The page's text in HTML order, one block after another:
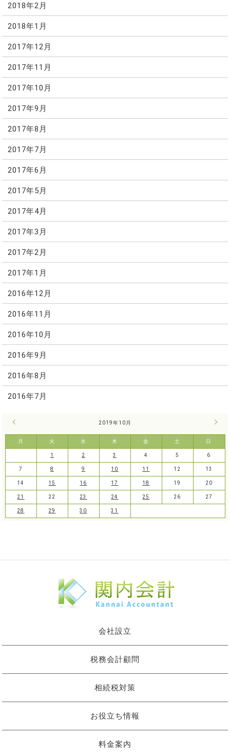
2018年2月
2018年1月
2017年12月
2017年11月
2017年10月
2017年9月
2017年8月
2017年7月
2017年6月
2017年5月
2017年4月
2017年3月
2017年2月
2017年1月
2016年12月
2016年11月
2016年10月
2016年9月
2016年8月
2016年7月
2019年10月
月 火 水 木 金 土 日
11
1 2 3 4 5 6
7 8 9 10 11 12 13
14 15 16 17 18 19 20
21 22 23 24 25 26 27
28 29 30 31
会社設立
税務会計顧問
相続税対策
お役立ち情報
料金案内